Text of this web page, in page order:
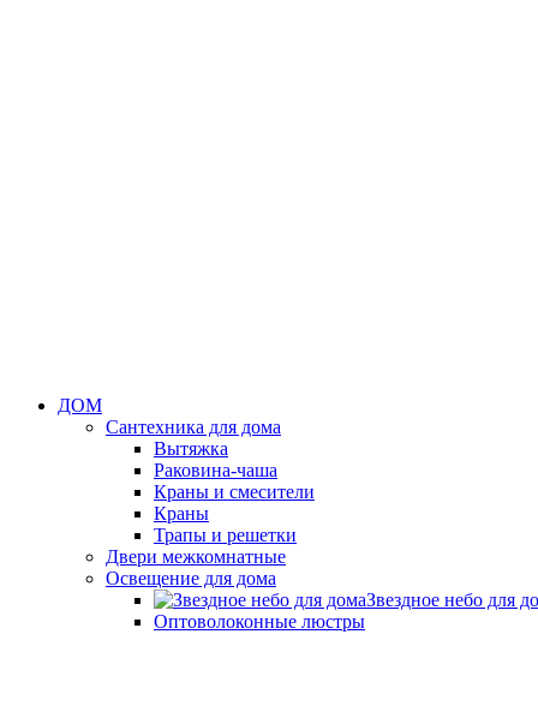
ДОМ
Сантехника для дома
Вытяжка
Раковина-чаша
Краны и смесители
Краны
Трапы и решетки
Двери межкомнатные
Освещение для дома
Звездное небо для
Оптоволоконные люстры